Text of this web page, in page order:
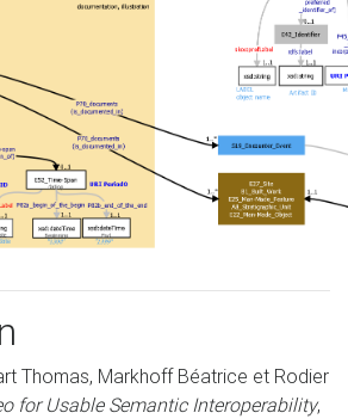
Thomas, Markhoff Béatrice et Rodier
for Usable Semantic Interoperability,